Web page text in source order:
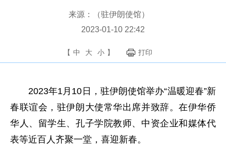
来源：（驻伊朗使馆）
2023-01-10 22:42
【 中 大 小 】 打印
2023年1月10日，驻伊朗使馆举办“温暖迎春”新
春联谊会，驻伊朗大使常华出席并致辞。在伊华侨
华人、留学生、孔子学院教师、中资企业和媒体代
表等近百人齐聚一堂，喜迎新春。